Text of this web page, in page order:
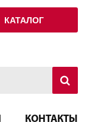
КАТАЛОГ
КОНТАКТЫ